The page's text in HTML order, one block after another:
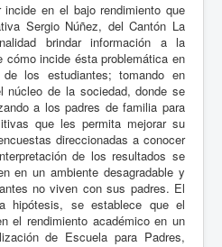
incide en el bajo rendimiento que
Sergio Núñez, del Cantón La
brindar información a la
cómo incide ésta problemática en
los estudiantes; tomando en
de la sociedad, donde se
a los padres de familia para
que les permita mejorar su
direccionadas a conocer
de los resultados se
en un ambiente desagradable y
no viven con sus padres. El
hipótesis, se establece que el
el rendimiento académico en un
de Escuela para Padres,